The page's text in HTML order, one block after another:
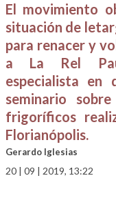
El movimiento
situación de
para renacer y
a La Rel
especialista en
seminario
frigoríficos
Florianópolis.
Gerardo Iglesias
20 | 09 | 2019, 13:22